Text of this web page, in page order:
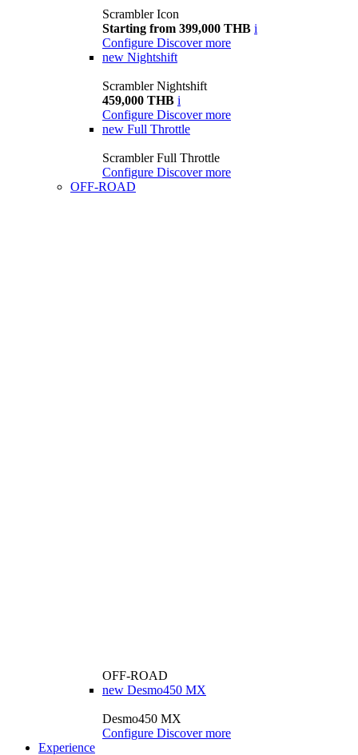
Scrambler Icon
Starting from 399,000 THB i
Configure Discover more
new Nightshift
Scrambler Nightshift
459,000 THB i
Configure Discover more
new Full Throttle
Scrambler Full Throttle
Configure Discover more
OFF-ROAD
OFF-ROAD
new Desmo450 MX
Desmo450 MX
Configure Discover more
Experience